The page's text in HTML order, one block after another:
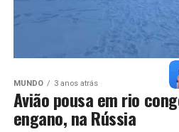
MUNDO 3 anos atrás
Avião pousa em rio
engano, na Rússia